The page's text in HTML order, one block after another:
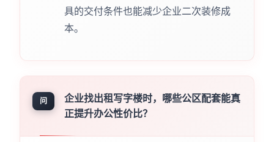
具的交付条件也能减少企业二次装修成
本。
问
企业找出租写字楼时，哪些公区配套能真
正提升办公性价比？